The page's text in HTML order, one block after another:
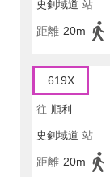
史釗域道 站
距離 20m
619X
往 順利
史釗域道 站
距離 20m